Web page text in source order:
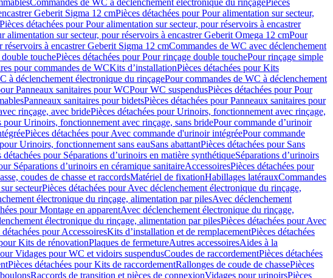
Commandes de WC à déclenchement électronique du rinçagePièces
Geberit Sigma 12 cmPièces détachées pour Pour alimentation sur secteur,
Pièces détachées pour Pour alimentation sur secteur, pour réservoirs à encastrer
alimentation sur secteur, pour réservoirs à encastrer Geberit Omega 12 cmPour
à encastrer Geberit Sigma 12 cmCommandes de WC avec déclenchement
touchePièces détachées pour Pour rinçage double touchePour rinçage simple
pour commandes de WCKits d’installationPièces détachées pour Kits
à déclenchement électronique du rinçagePour commandes de WC à déclenchement
Panneaux sanitaires pour WCPour WC suspendusPièces détachées pour Pour
Panneaux sanitaires pour bidetsPièces détachées pour Panneaux sanitaires pour
rinçage, avec bridePièces détachées pour Urinoirs, fonctionnement avec rinçage,
pour Urinoirs, fonctionnement avec rinçage, sans bridePour commande d’urinoir
Pièces détachées pour Avec commande d'urinoir intégréePour commande
Urinoirs, fonctionnement sans eauSans abattantPièces détachées pour Sans
détachées pour Séparations d’urinoirs en matière synthétiqueSéparations d’urinoirs
Séparations d’urinoirs en céramique sanitaireAccessoiresPièces détachées pour
coudes de chasse et raccordsMatériel de fixationHabillages latérauxCommandes
secteurPièces détachées pour Avec déclenchement électronique du rinçage,
électronique du rinçage, alimentation par pilesAvec déclenchement
pour Montage en apparentAvec déclenchement électronique du rinçage,
électronique du rinçage, alimentation par pilesPièces détachées pour Avec
détachées pour AccessoiresKits d’installation et de remplacementPièces détachées
Kits de rénovationPlaques de fermetureAutres accessoiresAides à la
Vidages pour WC et vidoirs suspendusCoudes de raccordementPièces détachées
Pièces détachées pour Kits de raccordementRallonges de coude de chassePièces
Raccords de transition et pièces de connexionVidages pour urinoirsPièces